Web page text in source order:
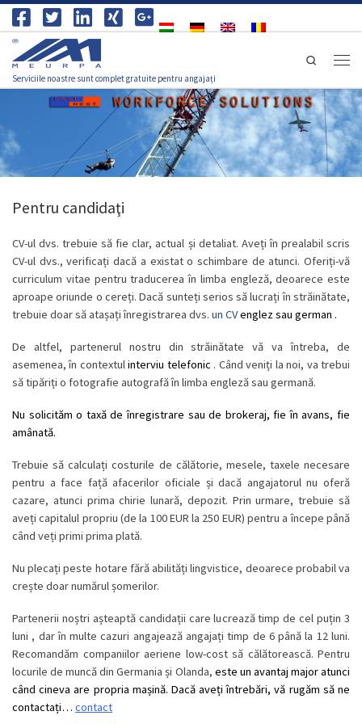
Skip to content
Serviciile noastre sunt complet gratuite pentru angajați
Search
Pentru candidaţi
CV-ul dvs. trebuie să fie clar, actual și detaliat. Aveți în prealabil scris
CV-ul dvs., verificați dacă a existat o schimbare de atunci. Oferiți-vă
curriculum vitae pentru traducerea în limba engleză, deoarece este
aproape oriunde o cereți. Dacă sunteți serios să lucrați în străinătate,
trebuie doar să atașați înregistrarea dvs. un CVenglez sau german .
De altfel, partenerul nostru din străinătate vă va întreba, de
asemenea, în contextulinterviu telefonic . Când veniți la noi, va trebui
să tipăriți o fotografie autografă în limba engleză sau germană.
Nu solicităm o taxă de înregistrare sau de brokeraj, fie în avans, fie
amânată.
Trebuie să calculați costurile de călătorie, mesele, taxele necesare
pentru a face față afacerilor oficiale și dacă angajatorul nu oferă
cazare, atunci prima chirie lunară, depozit. Prin urmare, trebuie să
aveți capitalul propriu (de la 100 EUR la 250 EUR) pentru a începe până
când veți primi prima plată.
Nu plecați peste hotare fără abilități lingvistice, deoarece probabil va
crește doar numărul șomerilor.
Partenerii noștri așteaptă candidații care lucrează timp de cel puțin 3
luni , dar în multe cazuri angajează angajați timp de 6 până la 12 luni.
Recomandăm companiilor aeriene low-cost să călătorească. Pentru
locurile de muncă din Germania și Olanda, este un avantaj major atunci
când cineva are propria mașină. Dacă aveți întrebări, vă rugăm să ne
contactați… contact